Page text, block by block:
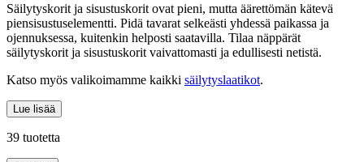
Säilytyskorit ja sisustuskorit ovat pieni, mutta äärettömän kätevä
piensisustuselementti. Pidä tavarat selkeästi yhdessä paikassa ja
ojennuksessa, kuitenkin helposti saatavilla. Tilaa näppärät
säilytyskorit ja sisustuskorit vaivattomasti ja edullisesti netistä.
Katso myös valikoimamme kaikki säilytyslaatikot.
Lue lisää
39 tuotetta